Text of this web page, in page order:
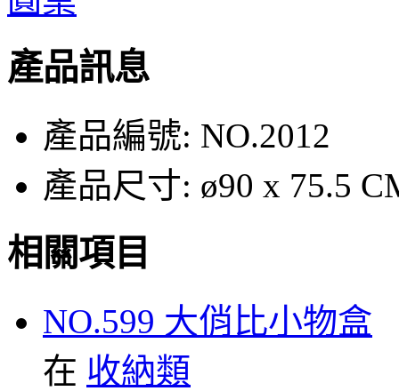
產品訊息
產品編號: NO.2012
產品尺寸: ø90 x 75.5
相關項目
NO.599 大俏比小物盒
在 收納類